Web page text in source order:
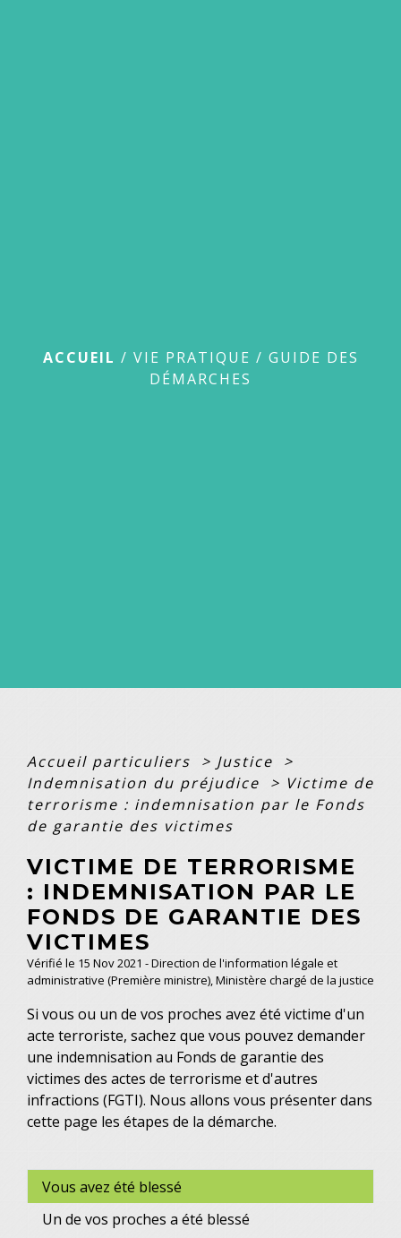
ACCUEIL / VIE PRATIQUE / GUIDE DES
DÉMARCHES
Accueil particuliers > Justice
>
Indemnisation du préjudice
> Victime de
terrorisme : indemnisation par le Fonds
de garantie des victimes
VICTIME DE TERRORISME
: INDEMNISATION PAR LE
FONDS DE GARANTIE DES
VICTIMES
Vérifié le 15 Nov 2021 - Direction de l'information légale et
administrative (Première ministre), Ministère chargé de la justice
Si vous ou un de vos proches avez été victime d'un
acte terroriste, sachez que vous pouvez demander
une indemnisation au Fonds de garantie des
victimes des actes de terrorisme et d'autres
infractions (FGTI). Nous allons vous présenter dans
cette page les étapes de la démarche.
Vous avez été blessé
Un de vos proches a été blessé